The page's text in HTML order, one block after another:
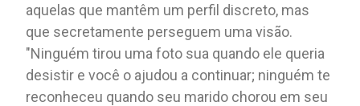
aquelas que mantêm um perfil discreto, mas
que secretamente perseguem uma visão.
"Ninguém tirou uma foto sua quando ele queria
desistir e você o ajudou a continuar; ninguém te
reconheceu quando seu marido chorou em seu